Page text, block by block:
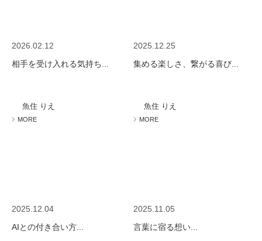
2026.02.12
相手を受け入れる気持ち...
魚住 りえ
MORE
2025.12.25
集める楽しさ、繋がる喜び...
魚住 りえ
MORE
2025.12.04
AIとの付き合い方...
2025.11.05
言葉に宿る想い...